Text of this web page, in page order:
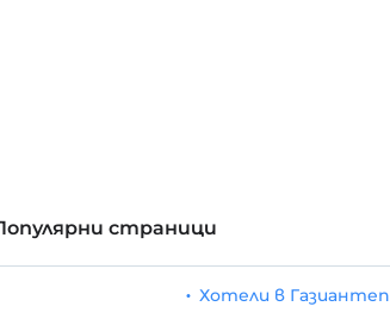
страници
Хотели в Газиантеп